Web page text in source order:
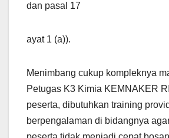
dan pasal 17
ayat 1 (a)).
Menimbang cukup kompleknya
Petugas K3 Kimia KEMNAKER
peserta, dibutuhkan training
berpengalaman di bidangnya